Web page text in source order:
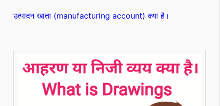
उत्पादन खाता (manufacturing account) क्या है।